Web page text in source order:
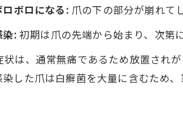
ボロになる: 爪の下の部分が崩れて
染: 初期は爪の先端から始まり、次第
状は、通常無痛であるため放置され
した爪は白癬菌を大量に含むため